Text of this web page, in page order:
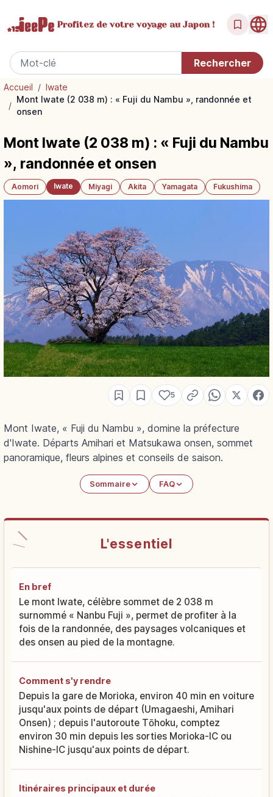
Profitez de votrevoyage au Japon !
Accueil / Iwate
/
Mont Iwate (2 038 m) : « Fuji du Nambu », randonnée et
onsen
Mont Iwate (2 038 m) : « Fuji du Nambu
», randonnée et onsen
Aomori Iwate Miyagi Akita Yamagata Fukushima
5
Mont Iwate, « Fuji du Nambu », domine la préfecture
d'Iwate. Départs Amihari et Matsukawa onsen, sommet
panoramique, fleurs alpines et conseils de saison.
Sommaire FAQ
L'essentiel
En bref
Le mont Iwate, célèbre sommet de 2 038 m
surnommé « Nanbu Fuji », permet de profiter à la
fois de la randonnée, des paysages volcaniques et
des onsen au pied de la montagne.
Comment s'y rendre
Depuis la gare de Morioka, environ 40 min en voiture
jusqu'aux points de départ (Umagaeshi, Amihari
Onsen) ; depuis l'autoroute Tōhoku, comptez
environ 30 min depuis les sorties Morioka-IC ou
Nishine-IC jusqu'aux points de départ.
Itinéraires principaux et durée